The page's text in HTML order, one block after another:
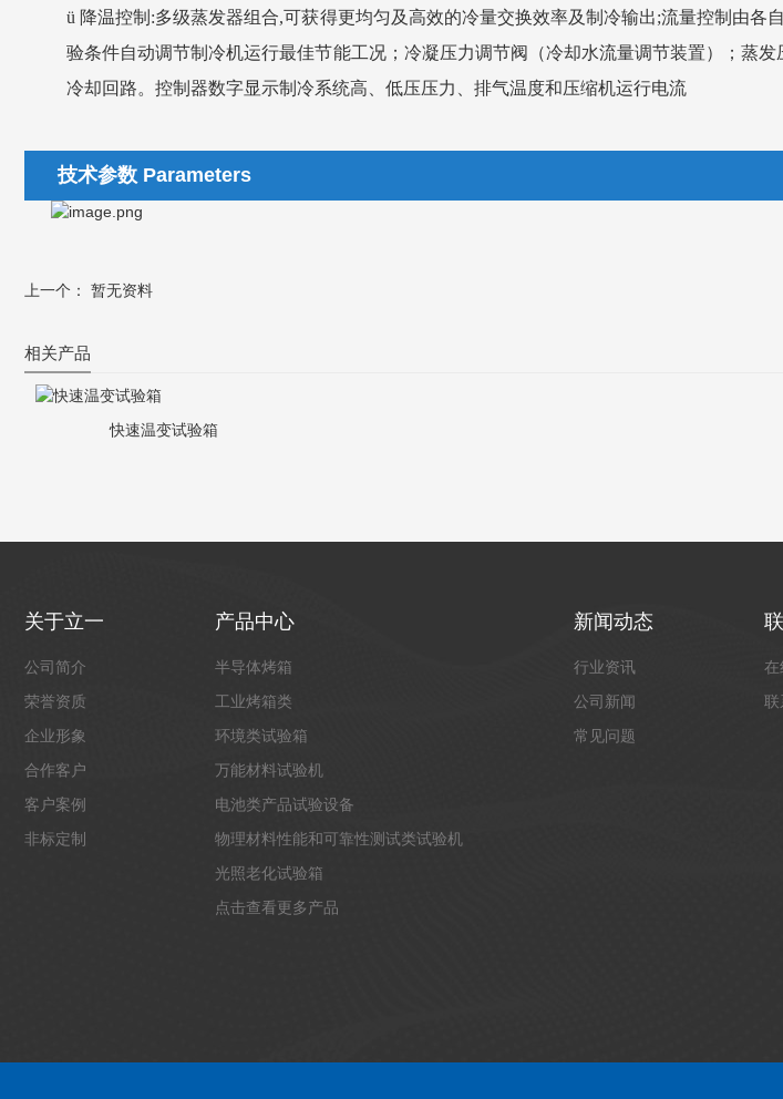
ü 降温控制:多级蒸发器组合,可获得更均匀及高效的冷量交换效率及制冷输出;流量控制由各
验条件自动调节制冷机运行最佳节能工况；冷凝压力调节阀（冷却水流量调节装置）；蒸
冷却回路。控制器数字显示制冷系统高、低压压力、排气温度和压缩机运行电流
技术参数 Parameters
上一个： 暂无资料
相关产品
快速温变试验箱
关于立一
公司简介
荣誉资质
企业形象
合作客户
客户案例
非标定制
产品中心
半导体烤箱
工业烤箱类
环境类试验箱
万能材料试验机
电池类产品试验设备
物理材料性能和可靠性测试类试验机
光照老化试验箱
点击查看更多产品
新闻动态
行业资讯
公司新闻
常见问题
在
联